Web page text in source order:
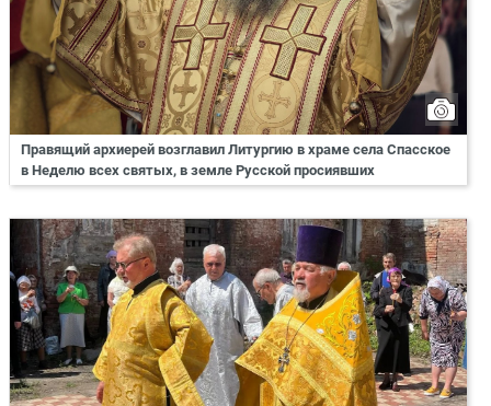
Правящий архиерей возглавил Литургию в храме села Спасское
в Неделю всех святых, в земле Русской просиявших